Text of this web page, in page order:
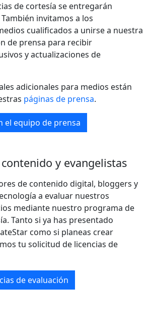
de cortesía se entregarán
invitamos a los
cualificados a unirse a nuestra
de prensa para recibir
y actualizaciones de
adicionales para medios están
páginas de prensa.
el equipo de prensa
y evangelistas
de contenido digital, bloggers y
a evaluar nuestros
mediante nuestro programa de
Tanto si ya has presentado
como si planeas crear
tu solicitud de licencias de
de evaluación